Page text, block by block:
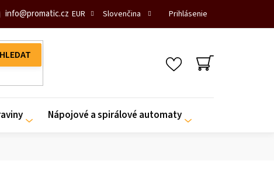
EUR Slovenčina Prihlásenie
info@promatic.cz
NÁKUPNÝ
Nápojové a spirálové automaty